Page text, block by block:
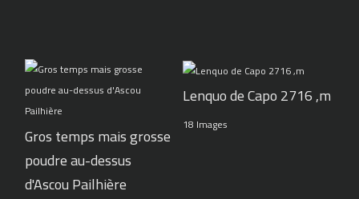
Gros temps mais grosse
poudre au-dessus
d'Ascou Pailhière
Lenquo de Capo 2716 ,m
18 Images